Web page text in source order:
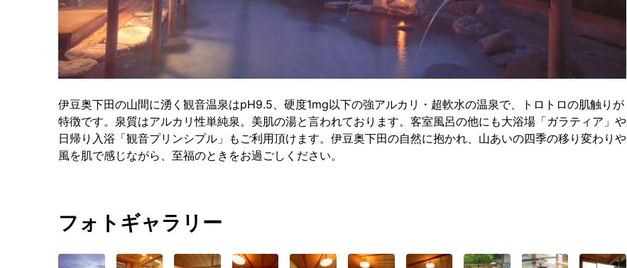
伊豆奥下田の山間に湧く観音温泉はpH9.5、硬度1mg以下の強アルカリ・超軟水の温泉で、トロトロの肌触りが
特徴です。泉質はアルカリ性単純泉。美肌の湯と言われております。客室風呂の他にも大浴場「ガラティア」や
日帰り入浴「観音プリンシプル」もご利用頂けます。伊豆奥下田の自然に抱かれ、山あいの四季の移り変わりや
風を肌で感じながら、至福のときをお過ごしください。
フォトギャラリー